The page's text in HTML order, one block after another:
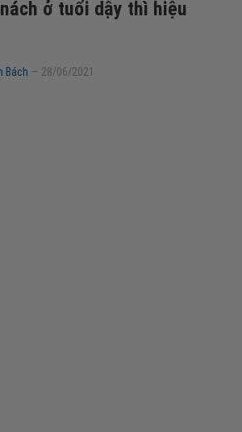
ở tuổi dậy thì hiệu
Bách — 28/06/2021